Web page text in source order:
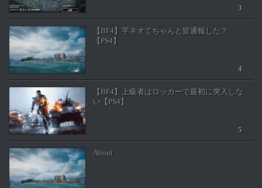
【BF4】芋ネオてちゃんと皆通報した？
【PS4】
【BF4】上級者はロッカーで最初に突入しな
い【PS4】
About